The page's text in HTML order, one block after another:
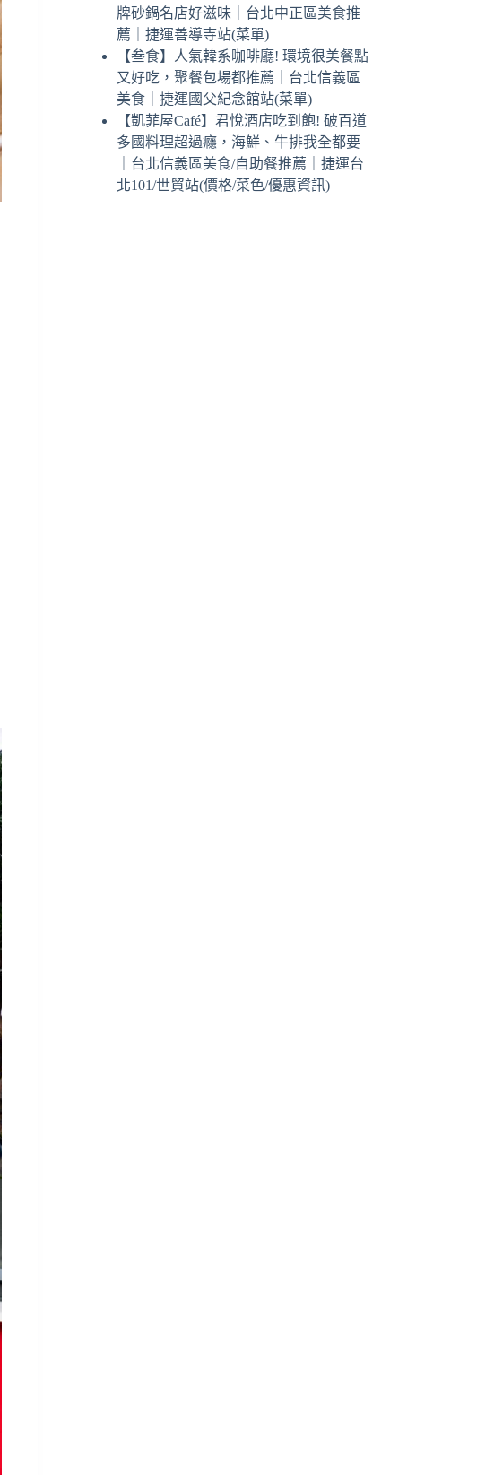
牌砂鍋名店好滋味｜台北中正區美食推
薦｜捷運善導寺站(菜單)
【叁食】人氣韓系咖啡廳! 環境很美餐點
又好吃，聚餐包場都推薦｜台北信義區
美食｜捷運國父紀念館站(菜單)
【凱菲屋Café】君悅酒店吃到飽! 破百道
多國料理超過癮，海鮮、牛排我全都要
｜台北信義區美食/自助餐推薦｜捷運台
北101/世貿站(價格/菜色/優惠資訊)